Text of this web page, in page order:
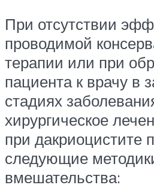
При отсутствии
проводимой
терапии или при
пациента к врачу в
стадиях
хирургическое
при дакриоцистите
следующие
вмешательства: